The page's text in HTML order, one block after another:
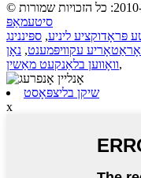
סיטעמאַפּ
פּראָדוקציע ליניע, ספּיננינג
עקוויפּמענט, נאָן
וואָווען בלאַנקעט מאַשין,
שיקן בליצפּאָסט
x